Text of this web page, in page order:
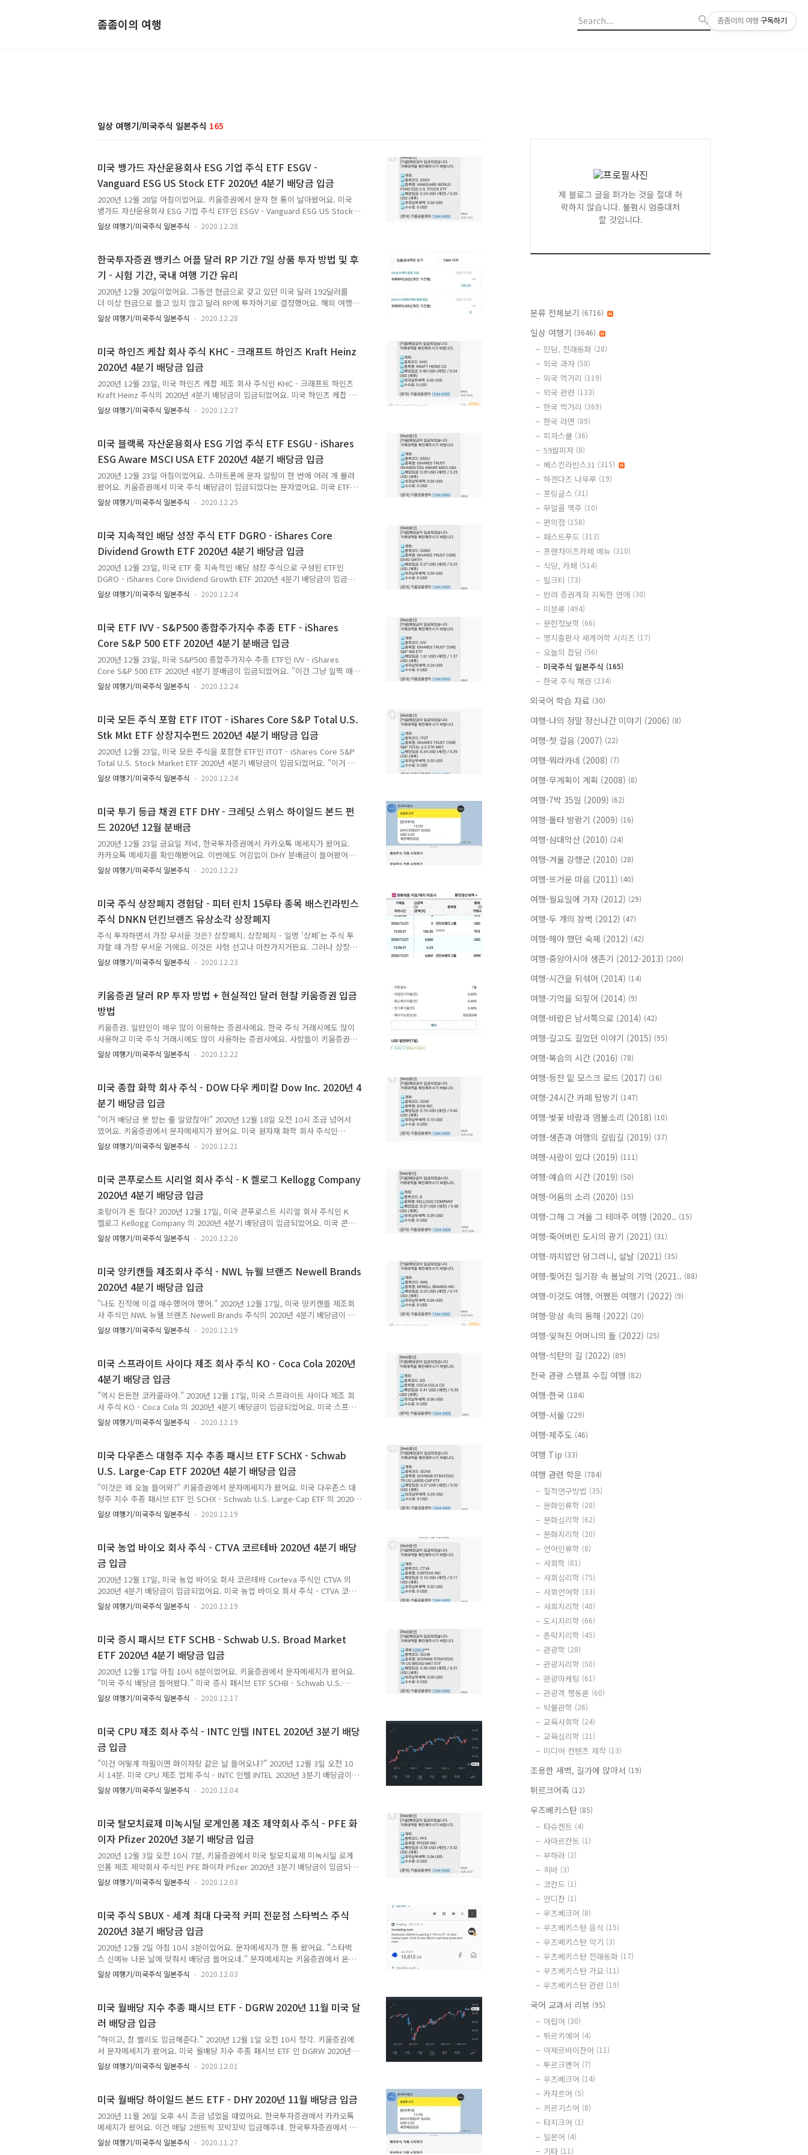
좀좀이의 여행
일상 여행기/미국주식 일본주식 165
미국 뱅가드 자산운용회사 ESG 기업 주식 ETF ESGV -
Vanguard ESG US Stock ETF 2020년 4분기 배당금 입금
2020년 12월 28일 아침이었어요. 키움증권에서 문자 한 통이 날아왔어요. 미국
뱅가드 자산운용회사 ESG 기업 주식 ETF인 ESGV - Vanguard ESG US Stock
ETF 2020년 4분기 배당금이 입금되었다는 문자였어요. 이날은 아침에 유독 이것
저것 할 것이 있었어요. '조금 기다리면 뱅가드 다른 것들도 또 우루루 들어오겠
했어요. 키움증권 영웅문S 글로벌 어플에 들어가봤어요. 오늘은 ESGV 의 2020
년 4분기 배당금 하나 입금되었어요. 미국 뱅가드 자산운용회사가 운용중인 ESG
기업 주식 ETF ESGV - Vanguard ESG US Stock ETF 2020년 4분기 분배금 분
배락일은 2020년 ..
일상 여행기/미국주식 일본주식 2020.12.28
한국투자증권 뱅키스 어플 달러 RP 기간 7일 상품 투자 방법 및 후
기 - 시험 기간, 국내 여행 기간 유리
2020년 12월 20일이었어요. 그동안 현금으로 갖고 있던 미국 달러 192달러를
더 이상 현금으로 들고 있지 않고 달러 RP에 투자하기로 결정했어요. 해외 여행
을 언제 갈 지도 모르는데다 현금은 가만히 들고 있으면 이자가 없어요. 하지만
증권사 외화RP에 투자하면 이자를 받을 수 있어요. 게다가 달러RP는 기간이 정
증권사 외화RP를 이용하는 것이 좋아요. 현물 인출시 수수료가 제해지는 것을
고려해야 하지만, 단순히 원화 가치에 대한 헷지 용도로 갖고 있을 거라면 - 쉽게
말해서 환차익을 노리는 거라면 증권사에서 환율우대 받아서 달러를 매수한 후
달러RP를 굴리다가 때 되었을 때 매도하는 것도 매우 좋은 방법이에요. 은행은..
일상 여행기/미국주식 일본주식 2020.12.28
미국 하인즈 케찹 회사 주식 KHC - 크래프트 하인즈 Kraft Heinz
2020년 4분기 배당금 입금
2020년 12월 23일, 미국 하인즈 케찹 제조 회사 주식인 KHC - 크래프트 하인즈
Kraft Heinz 주식의 2020년 4분기 배당금이 입금되었어요. 미국 하인즈 케찹 제
조 회사 주식 KHC - 크래프트 하인즈 Kraft Heinz 주식의 2020년 4분기 배당금
배당락일은 2020년 11월 25일이었어요. 배당지급일은 미국 기준 2020년 12월
년 4분기 배당금은 1주당 세전 0.40달러에요. 실제 수령하는 세후 분배금 수령액
은 34센트였어요. 크래프트 하인즈 주식 2020년 4분기 배당금에 대해 미국에 6
센트를 세금으로 납부했어요. 2020년 10월 6일이었어요. "미국 주식 더 투자할
만한 곳 없나..
일상 여행기/미국주식 일본주식 2020.12.27
미국 블랙록 자산운용회사 ESG 기업 주식 ETF ESGU - iShares
ESG Aware MSCI USA ETF 2020년 4분기 배당금 입금
2020년 12월 23일 아침이었어요. 스마트폰에 문자 알람이 한 번에 여러 개 몰려
왔어요. 키움증권에서 미국 주식 배당금이 입금되었다는 문자였어요. 미국 ETF
를 여러 종류 갖고 있으면 3월, 6월, 9월, 12월 말이 되면 이런 일을 꼭 겪게 된
다. ETF도 찾아보면 종류가 매우 다양해요. 똑같은 지수를 추종하는 패시브 ETF
지수를 추종함에도 불구하고 ETF가 몇 종류 존재하는 경우도 있어요. ETF를 잘
모르는 사람들은 ETF도 가격이 천정부지로 상승해서 엄청나게 비싸지면 주식처
럼 액면분할하지 않냐고 물어보는 경우가 있어요. 그런데 ETF는 액면분할보다는
저렴한 새로운 상품을 만드는 편이에요. 예를 들어서 SPDR ET..
일상 여행기/미국주식 일본주식 2020.12.25
미국 지속적인 배당 성장 주식 ETF DGRO - iShares Core
Dividend Growth ETF 2020년 4분기 배당금 입금
2020년 12월 23일, 미국 ETF 중 지속적인 배당 성장 주식으로 구성된 ETF인
DGRO - iShares Core Dividend Growth ETF 2020년 4분기 배당금이 입금되
었어요. 미국 ETF 중 지속적인 배당 성장 주식으로 구성된 미국 ETF 인 DGRO -
iShares Core Dividend Growth ETF 2020년 4분기 배당금 배당락일은 2020
국 기준 배당금 지급 기준일이 12월 18일인데 제 키움증권 계좌에 입금된 날은
12월 23일이니 이번에는 매우 늦게 입금되었어요. 이번에는 추석 같은 것도 없
었는데요. 한국 입금 절차가 길어진 모양이에요. 미국 ETF DGRO - iShare..
일상 여행기/미국주식 일본주식 2020.12.24
미국 ETF IVV - S&P500 종합주가지수 추종 ETF - iShares
Core S&P 500 ETF 2020년 4분기 분배금 입금
2020년 12월 23일, 미국 S&P500 종합주가지수 추종 ETF인 IVV - iShares
Core S&P 500 ETF 2020년 4분기 분배금이 입금되었어요. "이건 그냥 일찍 매
수했었어야했어." IVV 분배금은 이번이 두 번째 받는 거였어요. 세 번째 받는 것
이 될 수 있었어요. IVV는 매수할까 하다가 미국 주식에 마구잡이로 돈 계속 집
에는 미국 증시가 다시 재폭락할 거라는 의견이 지배적이었어요. 무조건 쌍바닥
그리고 갈 거라는 의견이 대다수였어요. 사실 올해 3월, 4월부터 매수해서 지금
까지 그 주식을 얌전히 들고 있는 사람은 얼마 없을 거에요. 경험 많은 사람들
모두가 쌍바닥 한 번 찍는다고 이야기하고 있었..
일상 여행기/미국주식 일본주식 2020.12.24
미국 모든 주식 포함 ETF ITOT - iShares Core S&P Total U.S.
Stk Mkt ETF 상장지수펀드 2020년 4분기 배당금 입금
2020년 12월 23일, 미국 모든 주식을 포함한 ETF인 ITOT - iShares Core S&P
Total U.S. Stock Market ETF 2020년 4분기 배당금이 입금되었어요. "이거 벌
써 세 번째 배당금 받네?" 미국 ETF 중 미국 증시에 상장된 모든 주식을 포함하
는 ETF인 ITOT - iShares Core S&P Total U.S. Stk Mkt ETF 상장지수펀드는
29일에 매수했기 때문에 6월 하순이 되었을 때 처음으로 ITOT 분배금을 지급받
았어요. 당시에는 미국 ETF 분배금으로 미국 달러가 증권사 계좌에 입금되는 것
이 엄청나게 신기했어요. 그렇지만 이제는 매우 익숙한 일이 되었어..
일상 여행기/미국주식 일본주식 2020.12.24
미국 투기 등급 채권 ETF DHY - 크레딧 스위스 하이일드 본드 펀
드 2020년 12월 분배금
2020년 12월 23일 금요일 저녁, 한국투자증권에서 카카오톡 메세지가 왔어요.
카카오톡 메세지를 확인해봤어요. 이번에도 어김없이 DHY 분배금이 들어왔어
요. 미국 투기 등급 채권 ETF DHY - 크레딧 스위스 하이일드 본드 펀드의 2020
년 12월 분배금은 2센트였어요. DHY 분배금은 꾸준히 2센트를 유지하고 있었어
바로 하든 안 하든 별 상관없었어요. 2센트는 50원 기준으로 환전할 때 금액에
차이가 나요. 1150원이면 23원이 들어오고, 1100원이면 22원이 들어와요. 2센트
환전할 때는 원-달러 환율이 50원 단위마다 차이가 발생하는데 원-달러 환율이
한 번에 50원 움직이는 일은 별로 없어요. 말이 좋아 1달..
일상 여행기/미국주식 일본주식 2020.12.23
미국 주식 상장폐지 경험담 - 피터 린치 15루타 종목 배스킨라빈스
주식 DNKN 던킨브랜즈 유상소각 상장폐지
주식 투자하면서 가장 무서운 것은? 상장폐지. 상장폐지 - 일명 '상폐'는 주식 투
자할 때 가장 무서운 거에요. 이것은 사형 선고나 마찬가지거든요. 그러나 상장
폐지라고 다 같은 상장폐지는 아니에요. 지옥으로 가는 상장폐기가 있고 천당으
로 가는 상장폐지가 있어요. "천당으로 가는 주식 상장폐지가 있다고? 말도 안
내가 당했다.유상소각 상장폐지. 상장폐지 중 '유상소각 상장폐지'라는 것이 있어
요. 기업이 모종의 이유로 증시에 상장되어 있는 주식을 모두 매입 후 상장폐지
시켜버리는 것을 말해요. 당연히 이때 후한 값을 쳐서 장내매수를 진행한 후 상
장폐지시키기 때문에 이 경우에 한해서 기존 주주는 천당으로 가는 상장폐지를
겪게 되요..
일상 여행기/미국주식 일본주식 2020.12.23
키움증권 달러 RP 투자 방법 + 현실적인 달러 현찰 키움증권 입금
방법
키움증권. 일반인이 매우 많이 이용하는 증권사에요. 한국 주식 거래시에도 많이
사용하고 미국 주식 거래시에도 많이 사용하는 증권사에요. 사람들이 키움증권
을 많이 이용하는 이유는 키움증권이 수수료가 저렴하고 이런 저런 혜택이 있기
때문이에요. 하지만 키움증권 이용하는 사람들에게 키움증권 어떻냐고 물어보면
장면을 목격할 수 있어요. 키움증권이 이런 저런 혜택이 있다고 좋게 말하다가도
어느 부분 가서 감정이 격앙되고 화내려 하는 순간이 있어요. 얘네는 대체 왜 이
러지? 저는 낮에 거래하는 것은 한국투자증권 뱅키스 어플, 밤에 거래하는 것은
키움증권을 이용하고 있어요. 한국 주식, 한국 채권은 한국투자증권 뱅키스 어
플, 미국 주식은 키..
일상 여행기/미국주식 일본주식 2020.12.22
미국 종합 화학 회사 주식 - DOW 다우 케미칼 Dow Inc. 2020년 4
분기 배당금 입금
"이거 배당금 못 받는 줄 알았잖아!" 2020년 12월 18일 오전 10시 조금 넘어서
였어요. 키움증권에서 문자메세지가 왔어요. 미국 원자재 화학 회사 주식인
DOW 다우 Dow Inc. 의 2020년 4분기 배당금이 입금되었다는 문자 메세지였어
요. 미국 종합 화학 회사 주식 - DOW 다우 Dow Inc. 2020년 4분기 배당금 배당
이었어요. 미국 종합 화학 회사 주식 - DOW 다우케미칼 Dow Inc. 2020년 4분
기 배당금은 1주당 세전 0.70달러에요. 실제 수령하는 세후 배당금 수령액은
0.60달러에요. 세전 배당금에서 세금으로 10센트 납부했어요. "농업 바이오 만
세!" 2021년은 농업의 해. 뉴스..
일상 여행기/미국주식 일본주식 2020.12.21
미국 콘푸로스트 시리얼 회사 주식 - K 켈로그 Kellogg Company
2020년 4분기 배당금 입금
호랑이가 돈 줬다? 2020년 12월 17일, 미국 콘푸로스트 시리얼 회사 주식인 K
켈로그 Kellogg Company 의 2020년 4분기 배당금이 입금되었어요. 미국 콘푸
로스트 시리얼 회사 주식 - K 켈로그 Kellogg Company 2020년 4분기 배당금
배당락일은 2020년 11월 30일이었어요. 배당지급일은 미국 기준 2020년 12월
Company 2020년 4분기 배당금은 1주당 세전 0.57달러에요. 실제 수령하는 세
후 분배금 수령액은 48센트에요. 배당금에 대한 세금이 9센트였어요. 2020년 10
월 1일 새벽이었어요. "미국 주식 더 매수할 만한 거 없나?" 미국 주식을 매수할
때 느끼는 손맛에 중독되..
일상 여행기/미국주식 일본주식 2020.12.20
미국 양키캔들 제조회사 주식 - NWL 뉴웰 브랜즈 Newell Brands
2020년 4분기 배당금 입금
"나도 진작에 이걸 매수했어야 했어." 2020년 12월 17일, 미국 양키캔들 제조회
사 주식인 NWL 뉴웰 브랜즈 Newell Brands 주식의 2020년 4분기 배당금이 입
금되었어요. 미국 양키캔들 제조회사 주식 - NWL 뉴웰 브랜즈 Newell Brands
2020년 4분기 배당금 배당락일은 2020년 11월 27일이었어요. 배당지급일은 미
브랜즈 Newell Brands 2020년 4분기 배당금은 1주당 세전 0.23달러에요. 실제
수령하는 세후 분배금 수령액은 19센트에요. 배당금에 대한 세금이 4센트였어요.
올해 4월말이었어요. 키움증권에서 미국 주식 투자를 시작하면 투자 지원금으로
40달러를 준다는 이벤..
일상 여행기/미국주식 일본주식 2020.12.19
미국 스프라이트 사이다 제조 회사 주식 KO - Coca Cola 2020년
4분기 배당금 입금
"역시 든든한 코카콜라야." 2020년 12월 17일, 미국 스프라이트 사이다 제조 회
사 주식 KO - Coca Cola 의 2020년 4분기 배당금이 입금되었어요. 미국 스프라
이트 사이다 제조 회사 주식 KO - Coca Cola 2020년 4분기 배당금 배당락일은
2020년 11월 30일이었어요. 배당지급일은 미국 기준 2020년 12월 15일이었어
당금은 1주당 세전 0.41달러에요. 실제 수령하는 세후 배당금 수령액은 0.35달러
에요. 세전 배당금에서 세금으로 6센트 납부했어요. 미국 코카콜라 주식 배당금
은 2020년 2분기, 3분기, 4분기 모두 세전 배당금과 세후 배당금 실수령액이 같
았어요. 워렌 버핏이 ..
일상 여행기/미국주식 일본주식 2020.12.19
미국 다우존스 대형주 지수 추종 패시브 ETF SCHX - Schwab
U.S. Large-Cap ETF 2020년 4분기 배당금 입금
"이것은 왜 오늘 들어와?" 키움증권에서 문자메세지가 왔어요. 미국 다우존스 대
형주 지수 추종 패시브 ETF 인 SCHX - Schwab U.S. Large-Cap ETF 의 2020
년 4분기 배당금이 입금되었다는 문자 메세지였어요. 미국 다우존스 대형주 지수
추종 패시브 ETF SCHX - Schwab U.S. Large-Cap ETF 2020년 4분기 배당금
15일이었어요. SCHB 와 SCHX 는 둘 다 미국 Charles Schwab 에서 운용하는
ETF에요. 그래서 SCHB 와 SCHX 둘 다 같은 날에 분배금이 입금되었어요. 미국
다우존스 대형주 지수 추종 패시브 ETF SCHX - Schwab U.S. La..
일상 여행기/미국주식 일본주식 2020.12.19
미국 농업 바이오 회사 주식 - CTVA 코르테바 2020년 4분기 배당
금 입금
2020년 12월 17일, 미국 농업 바이오 회사 코르테바 Corteva 주식인 CTVA 의
2020년 4분기 배당금이 입금되었어요. 미국 농업 바이오 회사 주식 - CTVA 코르
테바 2020년 4분기 배당금 배당락일은 2020년 11월 12일이었어요. 배당지급일
은 미국 기준 2020년 12월 15일이었어요. 미국 농업 바이오 회사 코르테바
제 수령하는 세후 분배금 수령액은 11센트였어요. 이번에는 미국에 세금을 2센
트 납부했어요. 2021년, 대세는 농업이다! 뉴스에서 아주 드물기는 하지만 심각
하게 보도되고 있는 이슈가 있었어요. 이번 중국이 세계적으로 엄청난 피해를 끼
친 전염병 사태로 인해 2020년에 농작물..
일상 여행기/미국주식 일본주식 2020.12.19
미국 증시 패시브 ETF SCHB - Schwab U.S. Broad Market
ETF 2020년 4분기 배당금 입금
2020년 12월 17일 아침 10시 6분이었어요. 키움증권에서 문자메세지가 왔어요.
"미국 주식 배당금 들어왔다." 미국 증시 패시브 ETF SCHB - Schwab U.S.
Broad Market ETF 2020년 4분기 배당금이 입금되었다는 문자메세지였어요. 미
국 증시 패시브 ETF SCHB - Schwab U.S. Broad Market ETF 2020년 4분기
2020년 12월 15일이었어요. SCHB는 이번에 분배금이 상당히 빨리 지급되었어
요. 보통 월말 즈음에 지급해주거든요. 그런데 배당락일이 12월 10일이니 12월
의 절반이 지나지도 않았는데 배당락일이었어요. 미국 증시 패시브 ETF SCHB -
Schwab ..
일상 여행기/미국주식 일본주식 2020.12.17
미국 CPU 제조 회사 주식 - INTC 인텔 INTEL 2020년 3분기 배당
금 입금
"이건 어떻게 하필이면 화이자랑 같은 날 들어오냐?" 2020년 12월 3일 오전 10
시 14분. 미국 CPU 제조 업체 주식 - INTC 인텔 INTEL 2020년 3분기 배당금이
입금되었어요. 불과 7분 전에 화이자 배당금이 입금되었어요. 화이자 배당금과
인텔 배당금이 같은 날 입금되었어요. 미국 CPU 제조 회사 주식 - INTC 인텔
은 미국 기준 2020년 12월 1일이었어요. 미국 반도체 및 CPU 제조 회사 중 배당
금을 주는 기업 주식인 INTC 인텔 2020년 3분기 배당금은 1주당 세전 0.33달러
에요. 실제 수령하는 세후 분배금 수령액은 28센트에요. 배당금에 대한 세금으로
미국에 5센트를 세금으로 ..
일상 여행기/미국주식 일본주식 2020.12.04
미국 탈모치료제 미녹시딜 로게인폼 제조 제약회사 주식 - PFE 화
이자 Pfizer 2020년 3분기 배당금 입금
2020년 12월 3일 오전 10시 7분, 키움증권에서 미국 탈모치료제 미녹시딜 로게
인폼 제조 제약회사 주식인 PFE 화이자 Pfizer 2020년 3분기 배당금이 입금되
었다는 문자 메세지가 도착했어요. 미국 탈모치료제 미녹시딜 로게인폼 제조 제
약회사 주식 - PFE 화이자 Pfizer 2020년 3분기 배당금 배당락일은 2020년 11
모치료제 미녹시딜 로게인폼 제조 제약회사 화이자 Pfizer 주식 PFE 2020년 3
분기 배당금은 1주당 세전 0.38달러에요. 실제 수령하는 세후 분배금 수령액은
32센트에요. 배당금에 대한 세금으로 미국에 6센트를 납부했대요. 미국 탈모치료
제 미녹시딜 로게인폼 제조 제약회사 주식 - P..
일상 여행기/미국주식 일본주식 2020.12.03
미국 주식 SBUX - 세계 최대 다국적 커피 전문점 스타벅스 주식
2020년 3분기 배당금 입금
2020년 12월 2일 아침 10시 3분이었어요. 문자메세지가 한 통 왔어요. "스타벅
스 신메뉴 나온 날에 맞춰서 배당금 들어오네." 문자메세지는 키움증권에서 온
것이었어요. 미국 세계 최대 다국적 커피 전문점 스타벅스 주식 SBUX -
Starbucks 2020년 3분기 배당금이 입금되었다는 메세지였어요. 미국 세계 최대
당락일은 2020년 11월 10일이었어요. 배당지급일은 미국 기준 2020년 11월 27
일이었어요. 미국 현지 기준 11월 27일에 배당금이 지급되었으니 한국 기준으로
는 11월 28일 토요일에 배당금이 지급되었어요. 그래서 배당금 입금이 꽤 많이
늦어졌어요. 그래도 늦어도 화요일인 12월 1일에..
일상 여행기/미국주식 일본주식 2020.12.03
미국 월배당 지수 추종 패시브 ETF - DGRW 2020년 11월 미국 달
러 배당금 입금
"하이고, 참 빨리도 입금해준다." 2020년 12월 1일 오전 10시 정각. 키움증권에
서 문자메세지가 왔어요. 미국 월배당 지수 추종 패시브 ETF 인 DGRW 2020년
11월 미국 달러 배당금이 입금되었다는 문자였어요. 미국 월배당 지수 추종 패시
브 ETF인 DGRW 2020년 11월 배당금 배당락일은 미국 기준 2020년 11월 23일
미국 기준으로 2020년 11월 27일이니 한국 기준으로는 11월 28일 토요일이라고
봐도 되요. 아마 이래서 배당금 입금이 늦었을 거에요. 그래도 키움증권은 유독
미국 주식 배당금을 늦게 입금하는 일이 종종 있어요. 만약 키움증권으로 미국
주식 및 미국 ETF에 투자한다면 다른 증권..
일상 여행기/미국주식 일본주식 2020.12.01
미국 월배당 하이일드 본드 ETF - DHY 2020년 11월 배당금 입금
2020년 11월 26일 오후 4시 조금 넘었을 때였어요. 한국투자증권에서 카카오톡
메세지가 왔어요. 이건 매달 2센트씩 꼬박꼬박 입금해주네. 한국투자증권에서 보
내온 카카오톡 메세지 내용은 미국 월배당 하이일드 본드 ETF 인 DHY 2020년
11월 배당금이 입금되었다는 내용이었어요. 저는 한국투자증권에 DHY 가 1주
일상 여행기/미국주식 일본주식 2020.11.27
제 블로그 글을 퍼가는 것을 절대 허
락하지 않습니다. 불펌시 엄중대처
할 것입니다.
분류 전체보기 (6716)
일상 여행기 (3646)
민담, 전래동화 (28)
외국 과자 (58)
외국 먹거리 (119)
외국 관련 (133)
한국 먹거리 (369)
한국 라면 (89)
피자스쿨 (36)
59쌀피자 (8)
베스킨라빈스31 (315)
하겐다즈 나뚜루 (19)
프링글스 (31)
무알콜 맥주 (10)
편의점 (158)
패스트푸드 (313)
프랜차이즈카페 메뉴 (310)
식당, 카페 (514)
밀크티 (73)
반려 증권계좌 지독한 연애 (30)
미분류 (494)
문헌정보학 (66)
명지출판사 세계어학 시리즈 (17)
오늘의 잡담 (56)
미국주식 일본주식 (165)
한국 주식 채권 (234)
외국어 학습 자료 (30)
여행-나의 정말 정신나간 이야기 (2006) (8)
여행-첫 걸음 (2007) (22)
여행-뭐라카네 (2008) (7)
여행-무계획이 계획 (2008) (8)
여행-7박 35일 (2009) (62)
여행-몰타 방랑기 (2009) (16)
여행-삼대악산 (2010) (24)
여행-겨울 강행군 (2010) (28)
여행-뜨거운 마음 (2011) (40)
여행-월요일에 가자 (2012) (29)
여행-두 개의 장벽 (2012) (47)
여행-해야 했던 숙제 (2012) (42)
여행-중앙아시아 생존기 (2012-2013) (200)
여행-시간을 뒤섞어 (2014) (14)
여행-기억을 되짚어 (2014) (9)
여행-바람은 남서쪽으로 (2014) (42)
여행-길고도 길었던 이야기 (2015) (95)
여행-복습의 시간 (2016) (78)
여행-등잔 밑 모스크 로드 (2017) (16)
여행-24시간 카페 탐방기 (147)
여행-벚꽃 바람과 염불소리 (2018) (10)
여행-생존과 여행의 갈림길 (2019) (37)
여행-사람이 있다 (2019) (111)
여행-예습의 시간 (2019) (50)
여행-어둠의 소리 (2020) (15)
여행-그해 그 겨울 그 테마주 여행 (2020.. (15)
여행-죽어버린 도시의 광기 (2021) (31)
여행-까치밥만 덩그러니, 설날 (2021) (35)
여행-찢어진 일기장 속 봄날의 기억 (2021.. (88)
여행-이것도 여행, 어쨌든 여행기 (2022) (9)
여행-망상 속의 동해 (2022) (20)
여행-잊혀진 어머니의 돌 (2022) (25)
여행-석탄의 길 (2022) (89)
전국 관광 스탬프 수집 여행 (82)
여행-한국 (184)
여행-서울 (229)
여행-제주도 (46)
여행 Tip (33)
여행 관련 학문 (784)
질적연구방법 (35)
문화인류학 (28)
문화심리학 (62)
문화지리학 (20)
언어인류학 (8)
사회학 (81)
사회심리학 (75)
사회언어학 (33)
사회지리학 (48)
도시지리학 (66)
촌락지리학 (45)
관광학 (28)
관광지리학 (50)
관광마케팅 (61)
관광객 행동론 (60)
박물관학 (26)
교육사회학 (24)
교육심리학 (21)
미디어 컨텐츠 제작 (13)
조용한 새벽, 길가에 앉아서 (19)
튀르크어족 (12)
우즈베키스탄 (85)
타슈켄트 (4)
사마르칸트 (1)
부하라 (2)
히바 (3)
코칸드 (1)
안디잔 (1)
우즈베크어 (8)
우즈베키스탄 음식 (15)
우즈베키스탄 악기 (3)
우즈베키스탄 전래동화 (17)
우즈베키스탄 가요 (11)
우즈베키스탄 관련 (19)
국어 교과서 리뷰 (95)
아랍어 (30)
튀르키예어 (4)
아제르바이잔어 (11)
투르크멘어 (7)
우즈베크어 (14)
카자흐어 (5)
키르기스어 (8)
타지크어 (1)
일본어 (4)
기타 (11)
좀좀이의 여행 구독하기